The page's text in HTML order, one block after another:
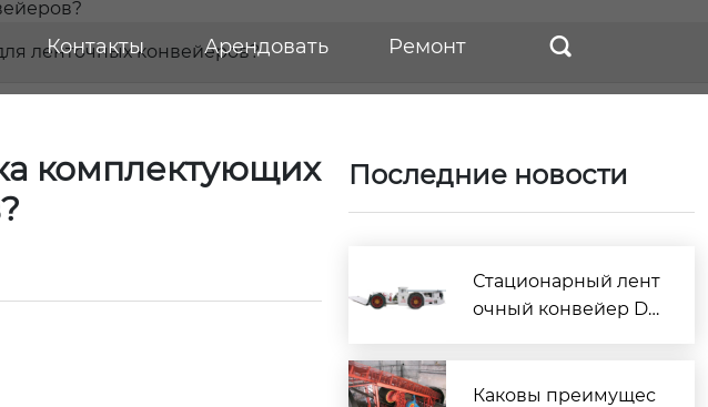
Контакты Арендовать Ремонт 
ленточных конвейеров?
комплектующих
Последние новости
Стационарный лент
очный конвейер DT
нного транспорта
Каковы преимущес